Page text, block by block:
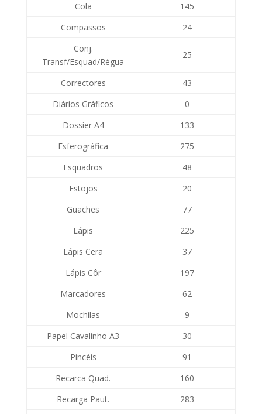
Cola
145
Compassos
24
Conj.
Transf/Esquad/Régua
25
Correctores
43
Diários Gráficos
0
Dossier A4
133
Esferográfica
275
Esquadros
48
Estojos
20
Guaches
77
Lápis
225
Lápis Cera
37
Lápis Côr
197
Marcadores
62
Mochilas
9
Papel Cavalinho A3
30
Pincéis
91
Recarca Quad.
160
Recarga Paut.
283